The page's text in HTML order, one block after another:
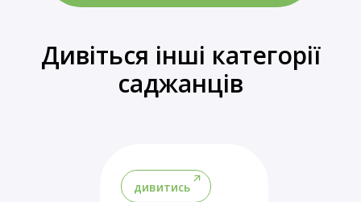
Дивіться інші категорії
саджанців
дивитись